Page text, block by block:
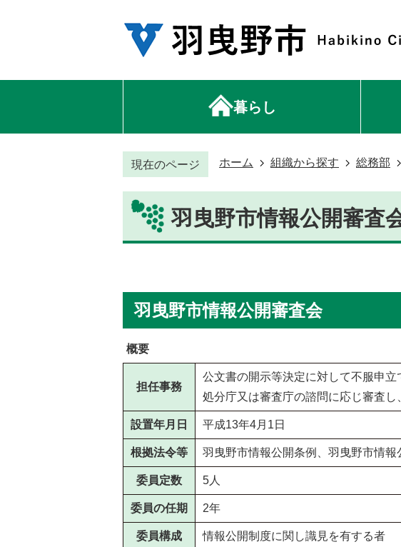
暮らし
現在のページ ホーム 組織から探す 総務部
羽曳野市情報公開審査
羽曳野市情報公開審査会
概要
担任事務
公文書の開示等決定に対して不服申
処分庁又は審査庁の諮問に応じ審査し
設置年月日 平成13年4月1日
根拠法令等 羽曳野市情報公開条例、羽曳野市情報
委員定数 5人
委員の任期 2年
委員構成 情報公開制度に関し識見を有する者